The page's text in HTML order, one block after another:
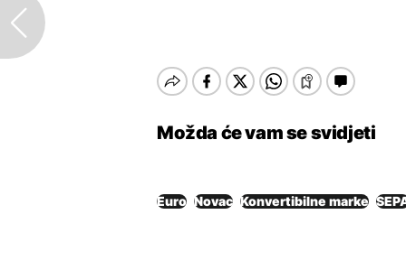
Možda će vam se svidjeti
Euro Novac Konvertibilne marke